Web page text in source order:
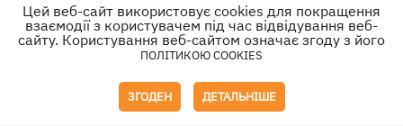
ЄС змінює правила: для чоловіків 23 – 60
років з України запроваджують нові умови
отримання захисту
Цей веб-сайт використовує cookies для покращення
взаємодії з користувачем під час відвідування веб-
сайту. Користування веб-сайтом означає згоду з його
ПОЛІТИКОЮ COOKIES
ЗГОДЕН ДЕТАЛЬНІШЕ